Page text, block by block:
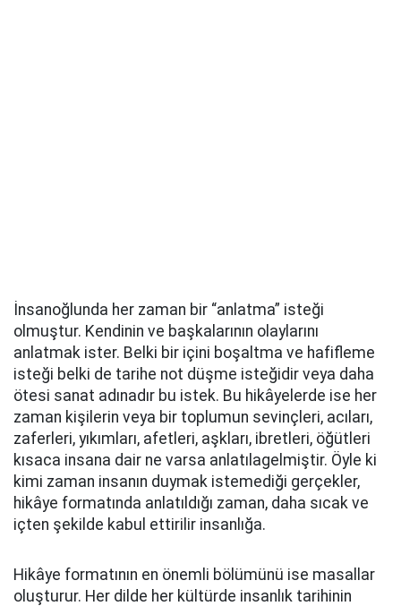
İnsanoğlunda her zaman bir “anlatma” isteği
olmuştur. Kendinin ve başkalarının olaylarını
anlatmak ister. Belki bir içini boşaltma ve hafifleme
isteği belki de tarihe not düşme isteğidir veya daha
ötesi sanat adınadır bu istek. Bu hikâyelerde ise her
zaman kişilerin veya bir toplumun sevinçleri, acıları,
zaferleri, yıkımları, afetleri, aşkları, ibretleri, öğütleri
kısaca insana dair ne varsa anlatılagelmiştir. Öyle ki
kimi zaman insanın duymak istemediği gerçekler,
hikâye formatında anlatıldığı zaman, daha sıcak ve
içten şekilde kabul ettirilir insanlığa.
Hikâye formatının en önemli bölümünü ise masallar
oluşturur. Her dilde her kültürde insanlık tarihinin